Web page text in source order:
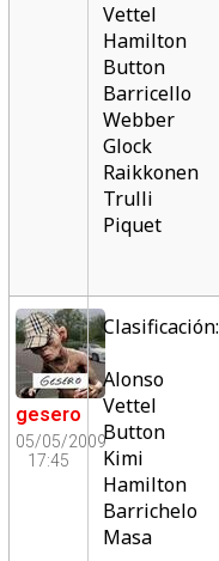
Vettel
Hamilton
Button
Barricello
Webber
Glock
Raikkonen
Trulli
Piquet
gesero
05/05/2009
17:45
Clasificación:
Alonso
Vettel
Button
Kimi
Hamilton
Barrichelo
Masa